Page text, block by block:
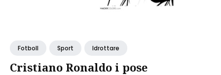
Fotboll Sport Idrottare
Cristiano Ronaldo i pose